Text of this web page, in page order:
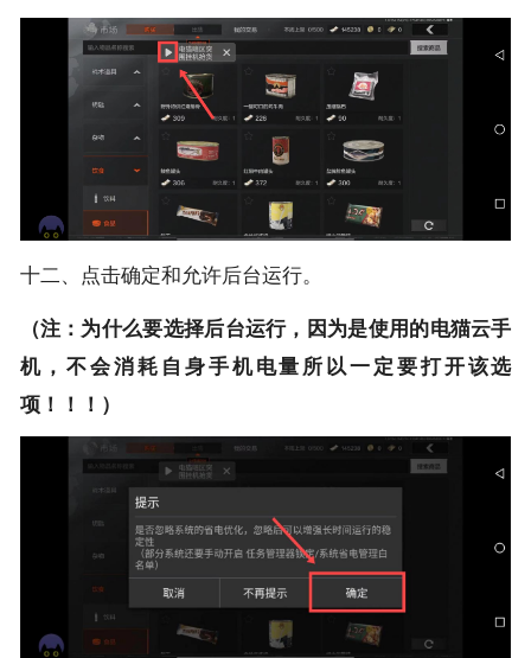
十二、点击确定和允许后台运行。
（注：为什么要选择后台运行，因为是使用的电猫云手
机，不会消耗自身手机电量所以一定要打开该选
项！！！）